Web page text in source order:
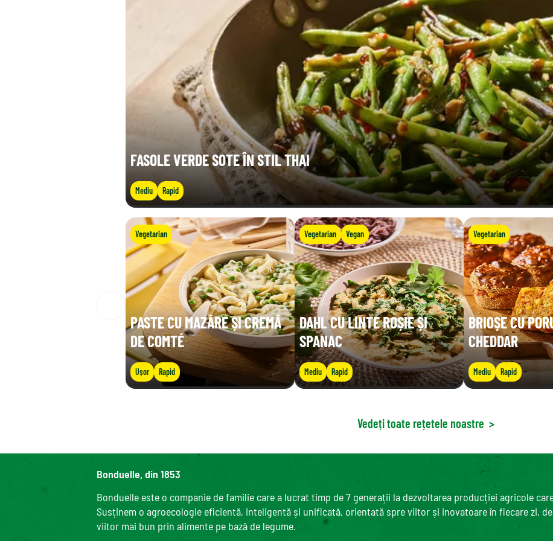
FASOLE VERDE SOTE ÎN STIL THAI
Mediu Rapid
Vegetarian
PASTE CU MAZĂRE ȘI CREMĂ
DE COMTÉ
Ușor Rapid
Vegetarian Vegan
DAHL CU LINTE ROȘIE ȘI
SPANAC
Mediu Rapid
Vegetarian
BRIOȘE CU
CHEDDAR
Mediu Rapid
Vedeți toate rețetele noastre >
Bonduelle, din 1853
Bonduelle este o companie de familie care a lucrat timp de 7 generații la dezvoltarea producției agricole
Susținem o agroecologie eficientă, inteligentă și unificată, orientată spre viitor și inovatoare în fiecare zi,
viitor mai bun prin alimente pe bază de legume.